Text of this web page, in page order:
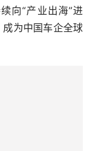
向“产业出海”进
成为中国车企全球